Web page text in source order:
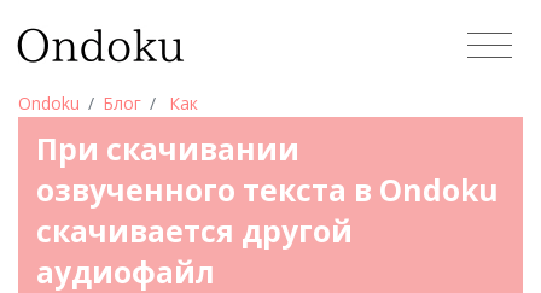
Ondoku Блог Как
При скачивании
озвученного текста в Ondoku
скачивается другой
аудиофайл